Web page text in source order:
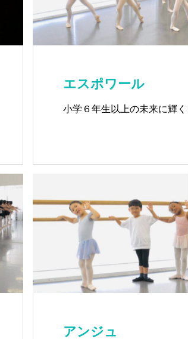
エスポワール
小学６年生以上の未来に輝く
アンジュ